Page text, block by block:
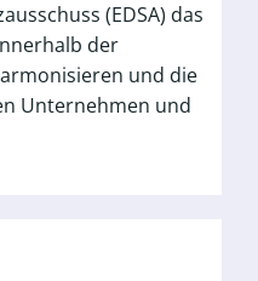
(EDSA) das
der
und die
Unternehmen und